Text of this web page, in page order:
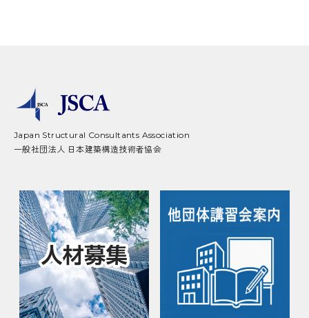
Japan Structural Consultants Association
一般社団法人 日本建築構造技術者協会